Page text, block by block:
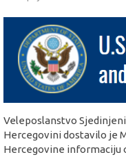
Veleposlanstvo
Hercegovini dostavilo je
Hercegovine